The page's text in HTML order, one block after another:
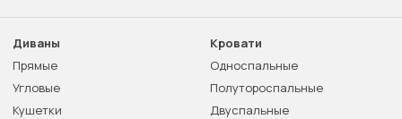
Диваны
Прямые
Угловые
Кушетки
Кровати
Односпальные
Полутороспальные
Двуспальные